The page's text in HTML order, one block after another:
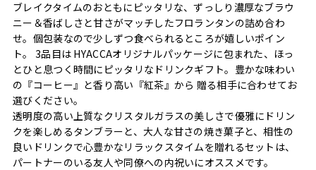
ブレイクタイムのおともにピッタリな、ずっしり濃厚なブラウ
ニー＆香ばしさと甘さがマッチしたフロランタンの詰め合わ
せ。個包装なので少しずつ食べられるところが嬉しいポイン
ト。 3品目は HYACCAオリジナルパッケージに包まれた、ほっ
とひと息つく時間にピッタリなドリンクギフト。豊かな味わい
の『コーヒー』と香り高い『紅茶』から 贈る相手に合わせてお
選びください。
透明度の高い上質なクリスタルガラスの美しさで優雅にドリン
クを楽しめるタンブラーと、大人な甘さの焼き菓子と、相性の
良いドリンクで心豊かなリラックスタイムを贈れるセットは、
パートナーのいる友人や同僚への内祝いにオススメです。